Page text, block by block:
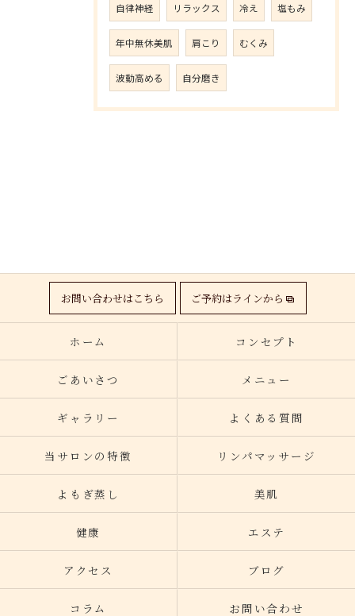
自律神経 リラックス 冷え 塩もみ
年中無休美肌 肩こり むくみ
波動高める 自分磨き
お問い合わせはこちら ご予約はラインから
ホーム コンセプト
ごあいさつ メニュー
ギャラリー よくある質問
当サロンの特徴 リンパマッサージ
よもぎ蒸し 美肌
健康 エステ
アクセス ブログ
コラム お問い合わせ